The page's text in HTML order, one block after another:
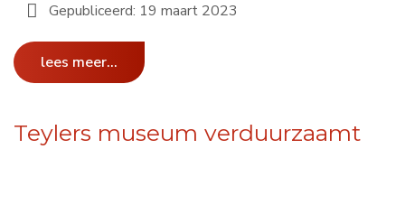
Gepubliceerd: 19 maart 2023
lees meer...
Teylers museum verduurzaamt